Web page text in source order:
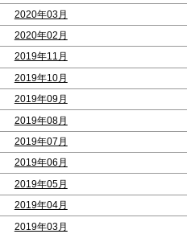
2020年03月
2020年02月
2019年11月
2019年10月
2019年09月
2019年08月
2019年07月
2019年06月
2019年05月
2019年04月
2019年03月